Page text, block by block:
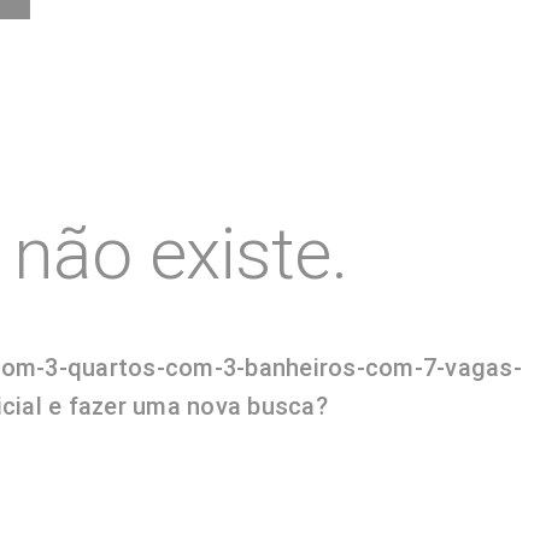
existe.
3-quartos-com-3-banheiros-com-7-vagas-
e fazer uma nova busca?